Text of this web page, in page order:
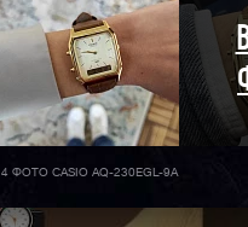
4 ФОТО CASIO AQ-230EGL-9A